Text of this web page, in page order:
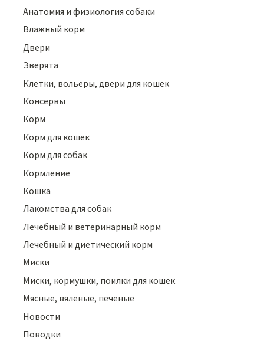
Анатомия и физиология собаки
Влажный корм
Двери
Зверята
Клетки, вольеры, двери для кошек
Консервы
Корм
Корм для кошек
Корм для собак
Кормление
Кошка
Лакомства для собак
Лечебный и ветеринарный корм
Лечебный и диетический корм
Миски
Миски, кормушки, поилки для кошек
Мясные, вяленые, печеные
Новости
Поводки